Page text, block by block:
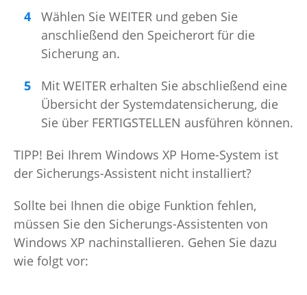
Wählen Sie WEITER und geben Sie
anschließend den Speicherort für die
Sicherung an.
Mit WEITER erhalten Sie abschließend eine
Übersicht der Systemdatensicherung, die
Sie über FERTIGSTELLEN ausführen können.
TIPP! Bei Ihrem Windows XP Home-System ist
der Sicherungs-Assistent nicht installiert?
Sollte bei Ihnen die obige Funktion fehlen,
müssen Sie den Sicherungs-Assistenten von
Windows XP nachinstallieren. Gehen Sie dazu
wie folgt vor: